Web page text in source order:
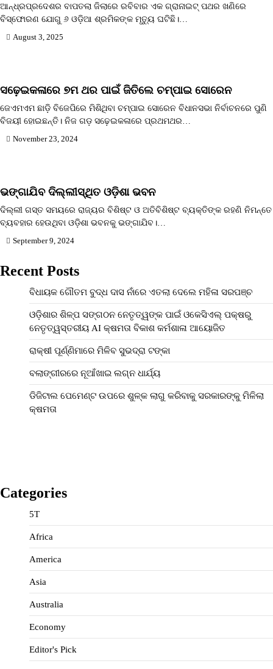
ଆନ୍ଧ୍ରପ୍ରଦେଶର ବାପତଲା ଜିଲାରେ ରବିବାର ଏକ ଗ୍ରାନାଇଟ୍‌ ପଥର ଖଣିରେ
ବିସ୍ଫୋରଣ ଯୋଗୁ ୬ ଓଡ଼ିଆ ଶ୍ରମିକଙ୍କ ମୃତ୍ୟୁ ଘଟିଛି।…
August 3, 2025
ସଢ଼େଇକଳାରେ ୭ମ ଥର ପାଇଁ ଜିତିଲେ ଚମ୍ପାଇ ସୋରେନ
ଜେଏମଏମ ଛାଡ଼ି ବିଜେପିରେ ମିଶିଥିବା ଚମ୍ପାଇ ସୋରେନ ବିଧାନସଭା ନିର୍ବାଚନରେ ପୁଣି
ବିଜୟୀ ହୋଇଛନ୍ତି। ନିଜ ଗଡ଼ ସଢ଼େଇକଳାରେ ପ୍ରଥମଥର…
November 23, 2024
ଭଙ୍ଗାଯିବ ଦିଲ୍ଲୀସ୍ଥିତ ଓଡ଼ିଶା ଭବନ
ଦିଲ୍ଲୀ ଗସ୍ତ ସମୟରେ ରାଜ୍ୟର ବିଶିଷ୍ଟ ଓ ଅତିବିଶିଷ୍ଟ ବ୍ୟକ୍ତିଙ୍କ ରହଣି ନିମନ୍ତେ
ବ୍ୟବହାର ହେଉଥିବା ଓଡ଼ିଶା ଭବନକୁ ଭଙ୍ଗାଯିବ।…
September 9, 2024
Recent Posts
ବିଧାୟକ ଗୌତମ ବୁଦ୍ଧ ଦାସ ନାଁରେ ଏତଲା ଦେଲେ ମହିଳା ସରପଞ୍ଚ
ଓଡ଼ିଶାର ଶିଳ୍ପ ସଙ୍ଗଠନ ନେତୃତ୍ୱଙ୍କ ପାଇଁ ଓକେସିଏଲ୍ ପକ୍ଷରୁ
ନେତୃତ୍ୱସ୍ତରୀୟ AI କ୍ଷମତା ବିକାଶ କର୍ମଶାଳା ଆୟୋଜିତ
ରାକ୍ଷୀ ପୂର୍ଣ୍ଣିମାରେ ମିଳିବ ସୁଭଦ୍ରା ଟଙ୍କା
ବଲାଙ୍ଗୀରରେ ନୂଆଁଖାଇ ଲଗ୍ନ ଧାର୍ଯ୍ୟ
ଡିଜିଟାଲ ପେମେଣ୍ଟ ଉପରେ ଶୁଳ୍କ ଲାଗୁ କରିବାକୁ ସରକାରଙ୍କୁ ମିଳିଲା
କ୍ଷମତା
Categories
5T
Africa
America
Asia
Australia
Economy
Editor's Pick